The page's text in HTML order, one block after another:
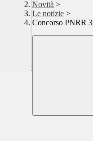
Novità >
Le notizie >
Concorso PNRR 3